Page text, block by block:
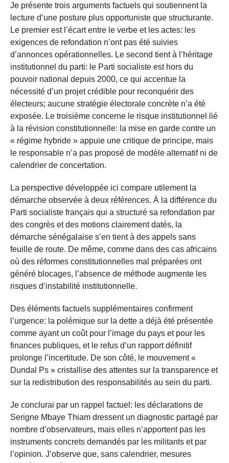
Je présente trois arguments factuels qui soutiennent la
lecture d’une posture plus opportuniste que structurante.
Le premier est l’écart entre le verbe et les actes: les
exigences de refondation n’ont pas été suivies
d’annonces opérationnelles. Le second tient à l’héritage
institutionnel du parti: le Parti socialiste est hors du
pouvoir national depuis 2000, ce qui accentue la
nécessité d’un projet crédible pour reconquérir des
électeurs; aucune stratégie électorale concrète n’a été
exposée. Le troisième concerne le risque institutionnel lié
à la révision constitutionnelle: la mise en garde contre un
« régime hybride » appuie une critique de principe, mais
le responsable n’a pas proposé de modèle alternatif ni de
calendrier de concertation.
La perspective développée ici compare utilement la
démarche observée à deux références. À la différence du
Parti socialiste français qui a structuré sa refondation par
des congrès et des motions clairement datés, la
démarche sénégalaise s’en tient à des appels sans
feuille de route. De même, comme dans des cas africains
où des réformes constitutionnelles mal préparées ont
généré blocages, l’absence de méthode augmente les
risques d’instabilité institutionnelle.
Des éléments factuels supplémentaires confirment
l’urgence: la polémique sur la dette a déjà été présentée
comme ayant un coût pour l’image du pays et pour les
finances publiques, et le refus d’un rapport définitif
prolonge l’incertitude. De son côté, le mouvement «
Dundal Ps » cristallise des attentes sur la transparence et
sur la redistribution des responsabilités au sein du parti.
Je conclurai par un rappel factuel: les déclarations de
Serigne Mbaye Thiam dressent un diagnostic partagé par
nombre d’observateurs, mais elles n’apportent pas les
instruments concrets demandés par les militants et par
l’opinion. J’observe que, sans calendrier, mesures